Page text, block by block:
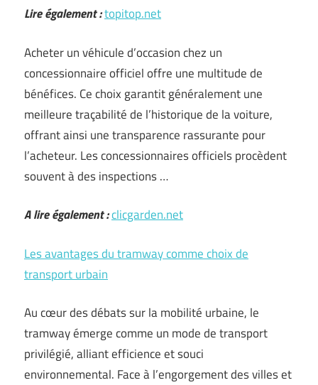
Lire également :topitop.net
Acheter un véhicule d’occasion chez un
concessionnaire officiel offre une multitude de
bénéfices. Ce choix garantit généralement une
meilleure traçabilité de l’historique de la voiture,
offrant ainsi une transparence rassurante pour
l’acheteur. Les concessionnaires officiels procèdent
souvent à des inspections …
A lire également :clicgarden.net
Les avantages du tramway comme choix de
transport urbain
Au cœur des débats sur la mobilité urbaine, le
tramway émerge comme un mode de transport
privilégié, alliant efficience et souci
environnemental. Face à l’engorgement des villes et